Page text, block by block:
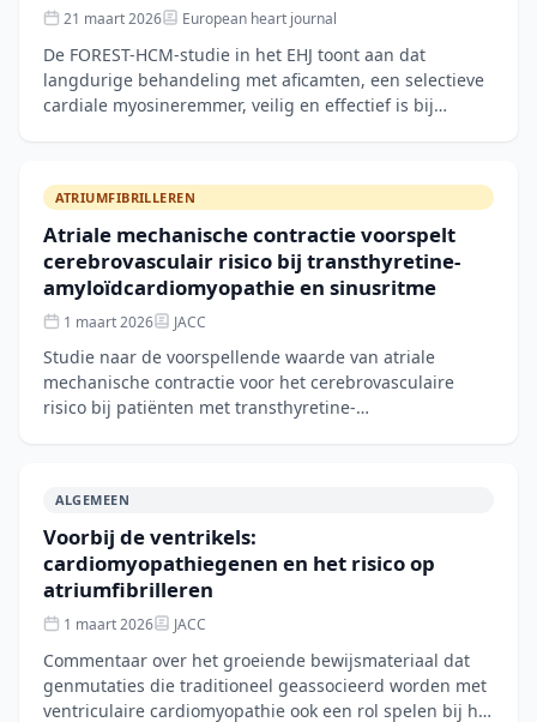
21 maart 2026 European heart journal
De FOREST-HCM-studie in het EHJ toont aan dat
langdurige behandeling met aficamten, een selectieve
cardiale myosineremmer, veilig en effectief is bij
ATRIUMFIBRILLEREN
Atriale mechanische contractie voorspelt
cerebrovasculair risico bij transthyretine-
amyloïdcardiomyopathie en sinusritme
1 maart 2026 JACC
Studie naar de voorspellende waarde van atriale
mechanische contractie voor het cerebrovasculaire
risico bij patiënten met transthyretine-
ALGEMEEN
Voorbij de ventrikels:
cardiomyopathiegenen en het risico op
atriumfibrilleren
1 maart 2026 JACC
Commentaar over het groeiende bewijsmateriaal dat
genmutaties die traditioneel geassocieerd worden met
ventriculaire cardiomyopathie ook een rol spelen bij het